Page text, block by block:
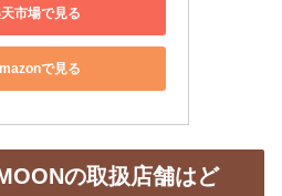
市場で見る
で見る
の取扱店舗はど